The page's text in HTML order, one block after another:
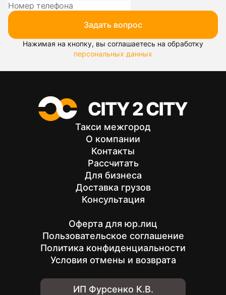
Задать вопрос
Нажимая на кнопку, вы соглашаетесь на обработку
персональных данных
Такси межгород
О компании
Контакты
Рассчитать
Для бизнеса
Доставка грузов
Консультация
Оферта для юр.лиц
Пользовательское соглашение
Политика конфиденциальности
Условия отмены и возврата
ИП Фурсенко К.В.